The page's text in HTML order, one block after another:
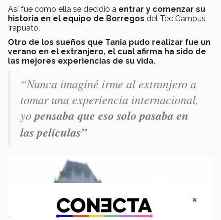
Así fue como ella se decidió a entrar y comenzar su
historia en el equipo de Borregos del Tec Campus
Irapuato.
Otro de los sueños que Tania pudo realizar fue un
verano en el extranjero, el cual afirma ha sido de
las mejores experiencias de su vida.
“Nunca imaginé irme al extranjero a
tomar una experiencia internacional,
yopensaba que eso solo pasaba en
las películas”
×